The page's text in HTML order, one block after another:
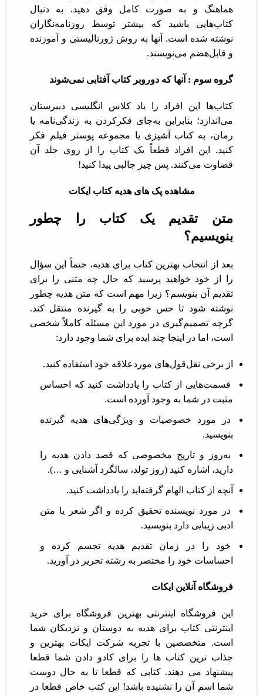
هماهنگ و به صورت کامل وفق دهید. به دنبال
کتاب‌هایی باشید که بیشتر توسط روزنامه‌نگاران
نوشته شده است. آنها به روش ژورنالیستی و آموزنده
و قابل‌هضم می‌نویسند.
گروه سوم : آنها که دوروبر کتاب آفتابی نمی‌شوند
کتاب‌ها این افراد را یاد کلاس انگلیسی دبیرستان
می‌اندازد؛ بنابراین به‌جای فکرکردن به زندگی‌نامه یا
رمان، به کتاب آشپزی یا مجموعه پوستر فیلم فکر
کنید. این افراد قطعاً یک کتاب را از روی جلد آن
قضاوت می‌کنند. پس چیز جالبی پیدا کنید!
مشاهده پک های هدیه کتاب ایکات
متن تقدیم یک کتاب را چطور
بنویسیم؟
بعد از انتخاب بهترین کتاب برای هدیه، حتماً این سؤال
را از خود خواهید پرسید که حال چه متنی را برای
تقدیم آن بنویسم؟ زیرا مهم است که متن هدیه چطور
نوشته شود تا حس خوبی را به گیرنده منتقل کند.
گرچه تصمیم‌گیری در مورد این مسئله کاملاً شخصی
است، اما در اینجا چند ایده برای شما وجود دارد:
از برخی نقل‌قول‌های موردعلاقه خود استفاده کنید.
قسمت‌هایی از کتاب را یادداشت کنید که احساس
مثبت در شما به وجود آورده است.
در مورد خصوصیات و ویژگی‌های هدیه گیرنده
بنویسید.
به‌روز و تاریخ مخصوصی که قصد دادن هدیه را
دارید، اشاره کنید (روز تولد، سالگرد آشنایی و …).
آنچه از کتاب الهام گرفته‌اید را یادداشت کنید.
در مورد نویسنده تحقیق کرده و اگر شعر یا متن
ادبی زیبایی دارد بنویسید.
خود را در زمان تقدیم هدیه تجسم کرده و
احساسات خود را مختصر به رشته تحریر در آورید.
فروشگاه آنلاین ایکات
این فروشگاه اینترنتی بهترین فروشگاه برای خرید
اینترنتی کتاب برای هدیه به دوستان و نزدیکان شما
است. متخصصین با تجربه شرکت ایکات بهترین و
جذاب ترین کتاب ها را برای کادو دادن شما قطعا
پیشنهاد می دهند. کتابی که قطعا تا به حال دوست
شما اسم آن را نشنیده باشد! این کتب خاص قطعا در